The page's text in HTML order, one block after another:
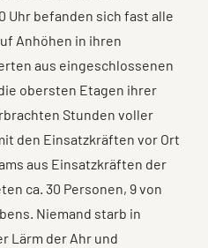
Uhr befanden sich fast alle
Anhöhen in ihren
aus eingeschlossenen
obersten Etagen ihrer
Stunden voller
den Einsatzkräften vor Ort
aus Einsatzkräften der
ca. 30 Personen, 9 von
Niemand starb in
Lärm der Ahr und